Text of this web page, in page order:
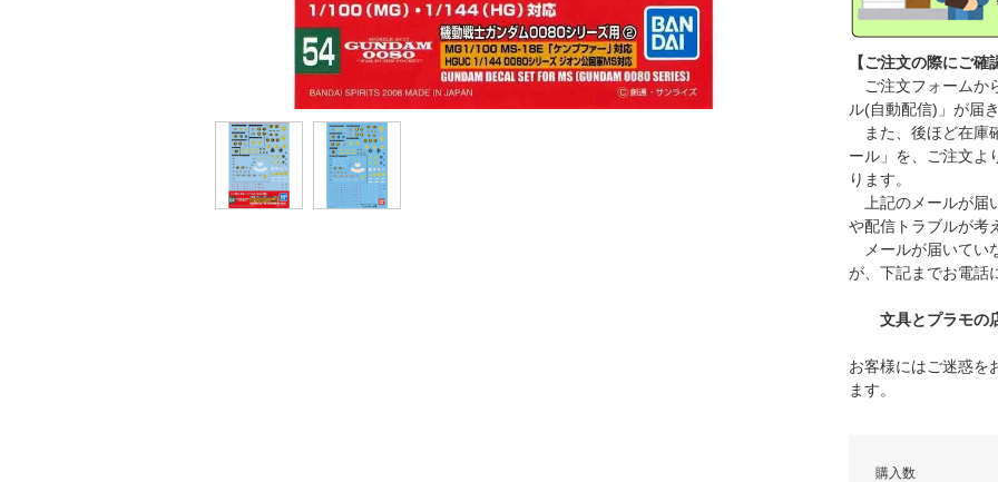
【ご注文の際にご確
ご注文フォームか
ル(自動配信)」が届き
また、後ほど在庫
ール」を、ご注文よ
ります。
上記のメールが届
や配信トラブルが考
メールが届いてい
が、下記までお電話
文具とプラモ
お客様にはご迷惑を
ます。
購入数